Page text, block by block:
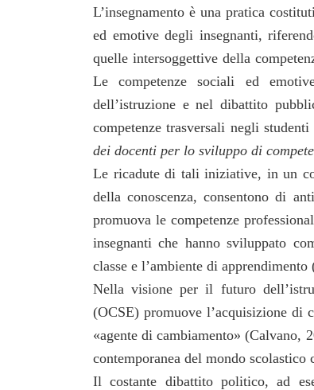
L’insegnamento è una pratica
ed emotive degli insegnanti,
quelle intersoggettive della
Le competenze sociali ed
dell’istruzione e nel dibattito
competenze trasversali negli
dei docenti per lo sviluppo di
Le ricadute di tali iniziative, in un
della conoscenza, consentono di
promuova le competenze
insegnanti che hanno sviluppato
classe e l’ambiente di
Nella visione per il futuro
(OCSE) promuove l’acquisizione di
«agente di cambiamento» (Calvano,
contemporanea del mondo
Il costante dibattito politico, ad